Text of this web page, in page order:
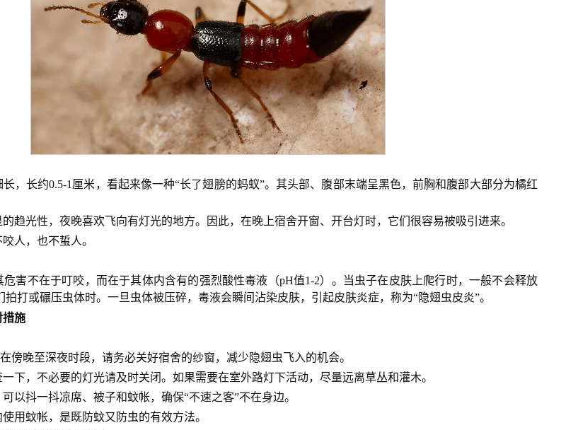
，长约0.5-1厘米，看起来像一种“长了翅膀的蚂蚁”。其头部、腹部末端呈黑色，前胸和腹部大部分为橘红
趋光性，夜晚喜欢飞向有灯光的地方。因此，在晚上宿舍开窗、开台灯时，它们很容易被吸引进来。
人，也不蜇人。
危害不在于叮咬，而在于其体内含有的强烈酸性毒液（pH值1-2）。当虫子在皮肤上爬行时，一般不会释放
打或碾压虫体时。一旦虫体被压碎，毒液会瞬间沾染皮肤，引起皮肤炎症，称为“隐翅虫皮炎”。
措施
傍晚至深夜时段，请务必关好宿舍的纱窗，减少隐翅虫飞入的机会。
下，不必要的灯光请及时关闭。如果需要在室外路灯下活动，尽量远离草丛和灌木。
以抖一抖凉席、被子和蚊帐，确保“不速之客”不在身边。
用蚊帐，是既防蚊又防虫的有效方法。